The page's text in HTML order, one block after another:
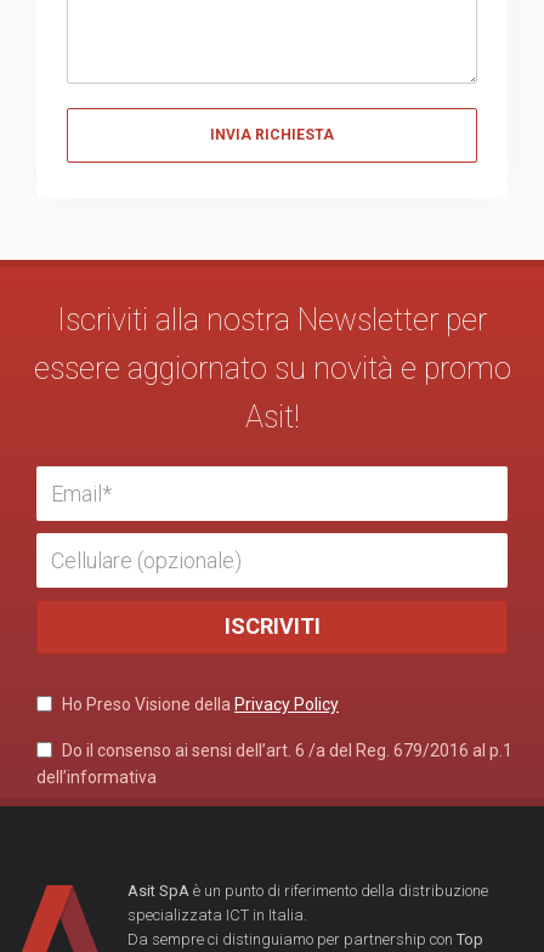
Iscriviti alla nostra Newsletter per
essere aggiornato su novità e promo
Asit!
Ho Preso Visione della Privacy Policy
Do il consenso ai sensi dell’art. 6 /a del Reg. 679/2016 al p.1
dell’informativa
Asit SpA è un punto di riferimento della distribuzione
specializzata ICT in Italia.
Da sempre ci distinguiamo per partnership con Top